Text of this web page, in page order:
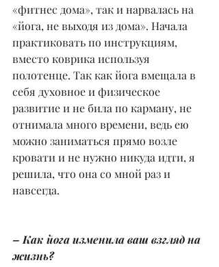
«фитнес дома», так и нарвалась на
«йога, не выходя из дома». Начала
практиковать по инструкциям,
вместо коврика используя
полотенце. Так как йога вмещала в
себя духовное и физическое
развитие и не била по карману, не
отнимала много времени, ведь ею
можно заниматься прямо возле
кровати и не нужно никуда идти, я
решила, что она со мной раз и
навсегда.
– Как йога изменила ваш взгляд на
жизнь?